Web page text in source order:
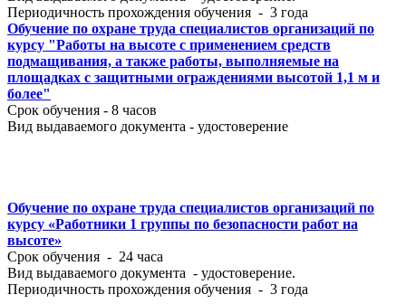
Периодичность прохождения обучения - 3 года
Обучение по охране труда специалистов организаций по
курсу "Работы на высоте с применением средств
подмащивания, а также работы, выполняемые на
площадках с защитными ограждениями высотой 1,1 м и
более"
Срок обучения - 8 часов
Вид выдаваемого документа - удостоверение
Обучение по охране труда специалистов организаций по
курсу «Работники 1 группы по безопасности работ на
высоте»
Срок обучения - 24 часа
Вид выдаваемого документа - удостоверение.
Периодичность прохождения обучения - 3 года